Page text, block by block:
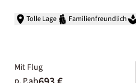
Tolle Lage Familienfreundlich
Mit Flug